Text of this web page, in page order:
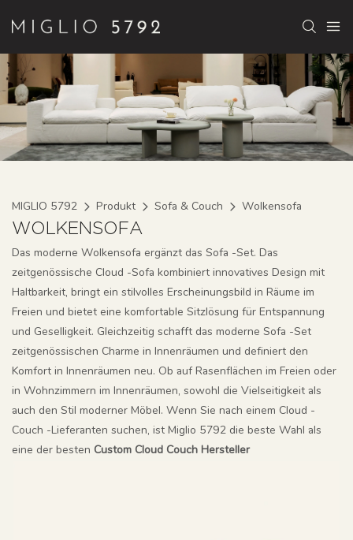
MIGLIO 5792 Produkt Sofa & Couch Wolkensofa
WOLKENSOFA
Das moderne Wolkensofa ergänzt das Sofa -Set. Das
zeitgenössische Cloud -Sofa kombiniert innovatives Design mit
Haltbarkeit, bringt ein stilvolles Erscheinungsbild in Räume im
Freien und bietet eine komfortable Sitzlösung für Entspannung
und Geselligkeit. Gleichzeitig schafft das moderne Sofa -Set
zeitgenössischen Charme in Innenräumen und definiert den
Komfort in Innenräumen neu. Ob auf Rasenflächen im Freien oder
in Wohnzimmern im Innenräumen, sowohl die Vielseitigkeit als
auch den Stil moderner Möbel. Wenn Sie nach einem Cloud -
Couch -Lieferanten suchen, ist Miglio 5792 die beste Wahl als
eine der besten Custom Cloud Couch Hersteller